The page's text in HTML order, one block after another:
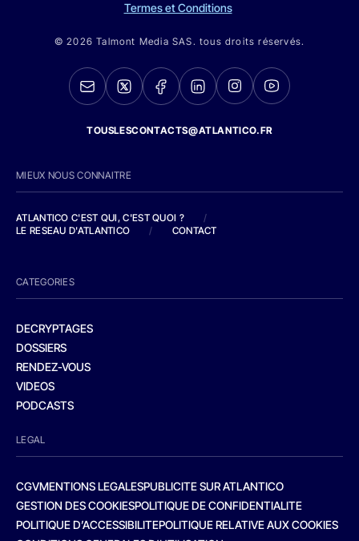
Termes et Conditions
© 2026 Talmont Media SAS. tous droits réservés.
TOUSLESCONTACTS@ATLANTICO.FR
MIEUX NOUS CONNAITRE
ATLANTICO C'EST QUI, C'EST QUOI ?
/
LE RESEAU D'ATLANTICO
/ CONTACT
CATEGORIES
DECRYPTAGES
DOSSIERS
RENDEZ-VOUS
VIDEOS
PODCASTS
LEGAL
CGVMENTIONS LEGALESPUBLICITE SUR ATLANTICO
GESTION DES COOKIESPOLITIQUE DE CONFIDENTIALITE
POLITIQUE D’ACCESSIBILITEPOLITIQUE RELATIVE AUX COOKIES